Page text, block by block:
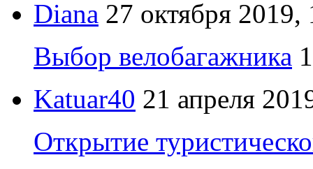
Diana 27 октября 2019,
Выбор велобагажника
Katuar40 21 апреля
Открытие